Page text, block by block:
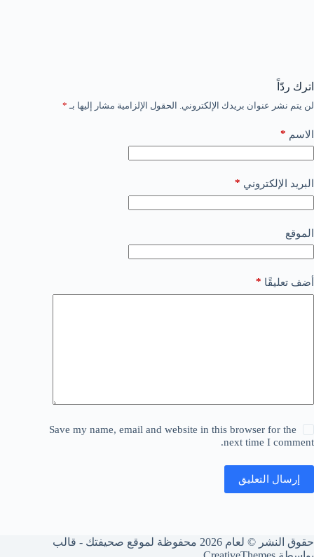
اترك ردّاً
لن يتم نشر عنوان بريدك الإلكتروني. الحقول الإلزامية مشار إليها بـ *
الاسم *
البريد الإلكتروني *
الموقع
أضف تعليقًا *
Save my name, email and website in this browser for the
next time I comment.
إرسال التعليق
حقوق النشر © لعام 2026 محفوظة لموقع صحيفتك - قالب